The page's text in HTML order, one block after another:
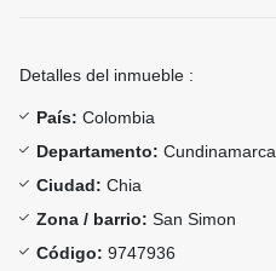
Detalles del inmueble :
País: Colombia
Departamento: Cundinamarca
Ciudad: Chia
Zona / barrio: San Simon
Código: 9747936